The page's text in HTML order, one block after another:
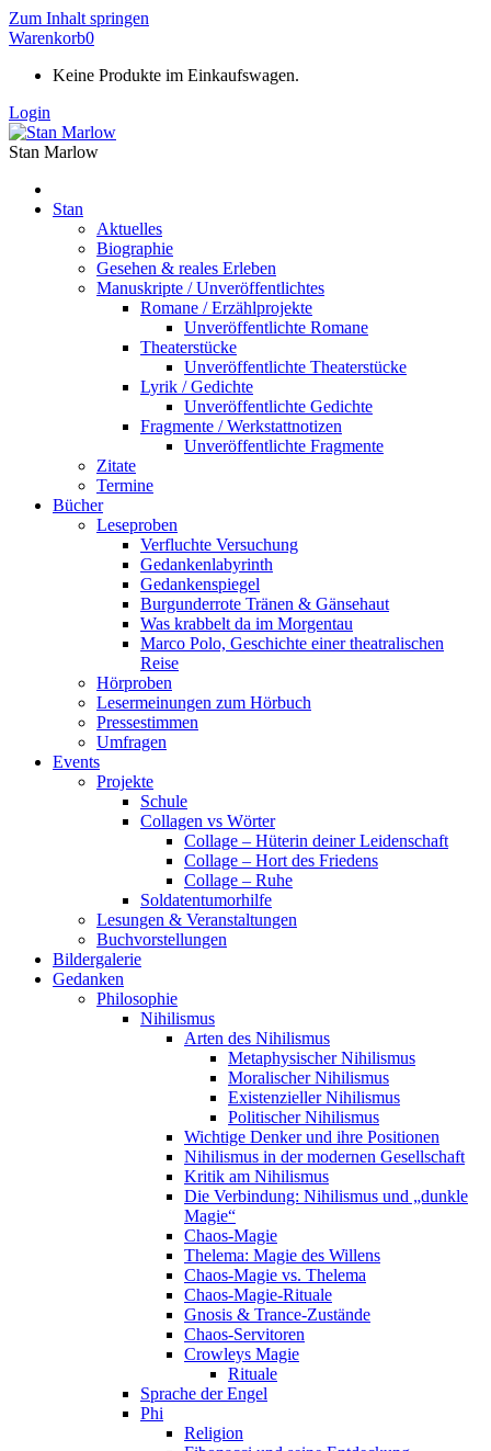
Zum Inhalt springen
Warenkorb0
Keine Produkte im Einkaufswagen.
Login
Stan Marlow
Stan
Aktuelles
Biographie
Gesehen & reales Erleben
Manuskripte / Unveröffentlichtes
Romane / Erzählprojekte
Unveröffentlichte Romane
Theaterstücke
Unveröffentlichte Theaterstücke
Lyrik / Gedichte
Unveröffentlichte Gedichte
Fragmente / Werkstattnotizen
Unveröffentlichte Fragmente
Zitate
Termine
Bücher
Leseproben
Verfluchte Versuchung
Gedankenlabyrinth
Gedankenspiegel
Burgunderrote Tränen & Gänsehaut
Was krabbelt da im Morgentau
Marco Polo, Geschichte einer theatralischen
Reise
Hörproben
Lesermeinungen zum Hörbuch
Pressestimmen
Umfragen
Events
Projekte
Schule
Collagen vs Wörter
Collage – Hüterin deiner Leidenschaft
Collage – Hort des Friedens
Collage – Ruhe
Soldatentumorhilfe
Lesungen & Veranstaltungen
Buchvorstellungen
Bildergalerie
Gedanken
Philosophie
Nihilismus
Arten des Nihilismus
Metaphysischer Nihilismus
Moralischer Nihilismus
Existenzieller Nihilismus
Politischer Nihilismus
Wichtige Denker und ihre Positionen
Nihilismus in der modernen Gesellschaft
Kritik am Nihilismus
Die Verbindung: Nihilismus und „dunkle
Magie“
Chaos-Magie
Thelema: Magie des Willens
Chaos-Magie vs. Thelema
Chaos-Magie-Rituale
Gnosis & Trance-Zustände
Chaos-Servitoren
Crowleys Magie
Rituale
Sprache der Engel
Phi
Religion